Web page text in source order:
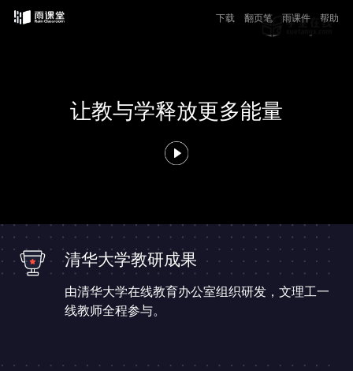
下载 翻页笔 雨课件 帮助
让教与学释放更多能量
清华大学教研成果
由清华大学在线教育办公室组织研发，文理工一
线教师全程参与。